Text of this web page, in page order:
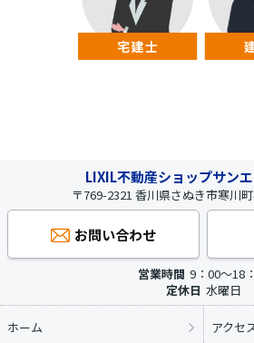
LIXIL不動産ショップサン
〒769-2321 香川県さぬき市寒川
お問い合わせ
営業時間 9：00～18
定休日 水曜日
ホーム アクセ